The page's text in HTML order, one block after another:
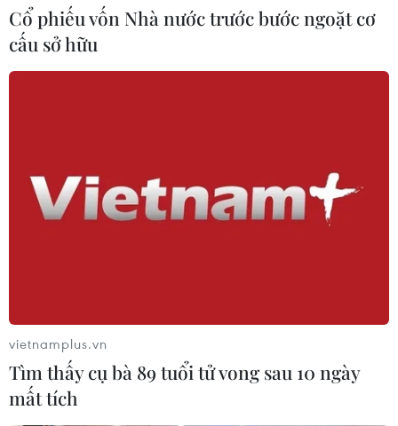
Cổ phiếu vốn Nhà nước trước bước ngoặt cơ
cấu sở hữu
vietnamplus.vn
Tìm thấy cụ bà 89 tuổi tử vong sau 10 ngày
mất tích